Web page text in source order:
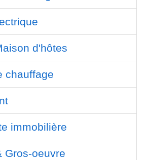
d'hôtes
chauffage
immobilière
Gros-oeuvre